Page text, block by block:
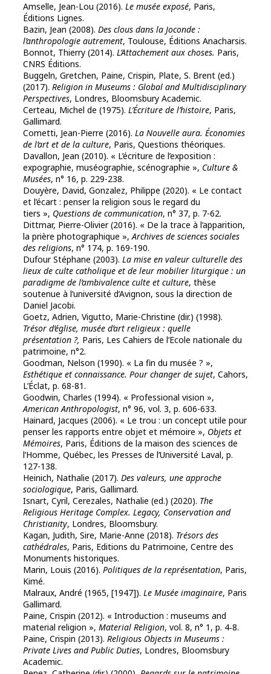
Amselle, Jean-Lou (2016). Le musée exposé, Paris,
Éditions Lignes.
Bazin, Jean (2008). Des clous dans la Joconde :
l’anthropologie autrement, Toulouse, Éditions Anacharsis.
Bonnot, Thierry (2014). L’Attachement aux choses. Paris,
CNRS Éditions.
Buggeln, Gretchen, Paine, Crispin, Plate, S. Brent (ed.)
(2017). Religion in Museums : Global and Multidisciplinary
Perspectives, Londres, Bloomsbury Academic.
Certeau, Michel de (1975). L’Écriture de l’histoire, Paris,
Gallimard.
Cometti, Jean-Pierre (2016). La Nouvelle aura. Économies
de l’art et de la culture, Paris, Questions théoriques.
Davallon, Jean (2010). « L’écriture de l’exposition :
expographie, muséographie, scénographie », Culture &
Musées, n° 16, p. 229-238.
Douyère, David, Gonzalez, Philippe (2020). « Le contact
et l’écart : penser la religion sous le regard du
tiers », Questions de communication, n° 37, p. 7-62.
Dittmar, Pierre-Olivier (2016). « De la trace à l’apparition,
la prière photographique »,Archives de sciences sociales
des religions, n° 174, p. 169-190.
Dufour Stéphane (2003). La mise en valeur culturelle des
lieux de culte catholique et de leur mobilier liturgique : un
paradigme de l’ambivalence culte et culture, thèse
soutenue à l’université d’Avignon, sous la direction de
Daniel Jacobi.
Goetz, Adrien, Vigutto, Marie-Christine (dir.) (1998).
Trésor d’église, musée d’art religieux : quelle
présentation ?, Paris, Les Cahiers de l’Ecole nationale du
patrimoine, n°2.
Goodman, Nelson (1990). « La fin du musée ? »,
Esthétique et connaissance. Pour changer de sujet, Cahors,
L’Éclat, p. 68-81.
Goodwin, Charles (1994). « Professional vision »,
American Anthropologist, n° 96, vol. 3, p. 606-633.
Hainard, Jacques (2006). « Le trou : un concept utile pour
penser les rapports entre objet et mémoire », Objets et
Mémoires, Paris, Éditions de la maison des sciences de
l’Homme, Québec, les Presses de l’Université Laval, p.
127-138.
Heinich, Nathalie (2017). Des valeurs, une approche
sociologique, Paris, Gallimard.
Isnart, Cyril, Cerezales, Nathalie (ed.) (2020). The
Religious Heritage Complex. Legacy, Conservation and
Christianity, Londres, Bloomsbury.
Kagan, Judith, Sire, Marie-Anne (2018). Trésors des
cathédrales, Paris, Editions du Patrimoine, Centre des
Monuments historiques.
Marin, Louis (2016). Politiques de la représentation, Paris,
Kimé.
Malraux, André (1965, [1947]). Le Musée imaginaire, Paris
Gallimard.
Paine, Crispin (2012). « Introduction : museums and
material religion », Material Religion, vol. 8, n° 1, p. 4‑8.
Paine, Crispin (2013). Religious Objects in Museums :
Private Lives and Public Duties, Londres, Bloomsbury
Academic.